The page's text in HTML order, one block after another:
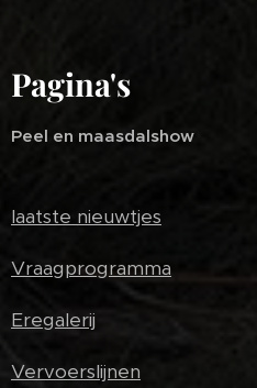
Pagina's
Peel en maasdalshow
laatste nieuwtjes
Vraagprogramma
Eregalerij
Vervoerslijnen